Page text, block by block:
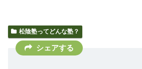
松陰塾ってどんな塾？
シェアする